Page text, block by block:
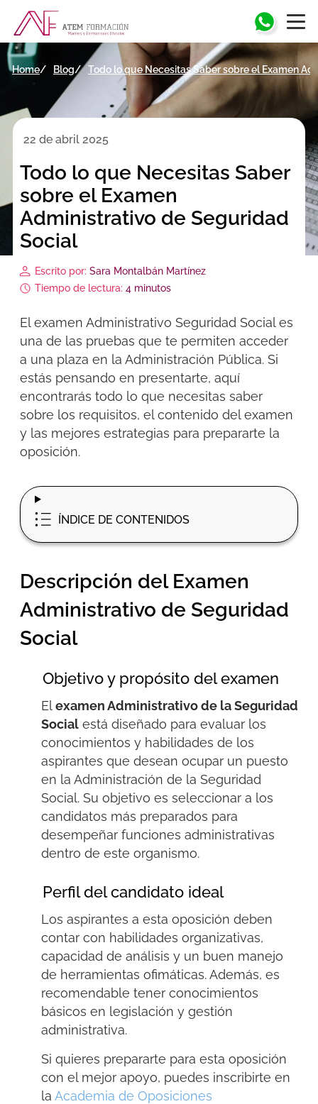
Home Blog Todo lo que Necesitas Saber sobre el Examen
22 de abril 2025
Todo lo que Necesitas Saber
sobre el Examen
Administrativo de Seguridad
Social
Escrito por: Sara Montalbán Martínez
Tiempo de lectura: 4 minutos
Elexamen Administrativo Seguridad Sociales
una de las pruebas que te permiten acceder
a una plaza en la Administración Pública. Si
estás pensando en presentarte, aquí
encontrarás todo lo que necesitas saber
sobre los requisitos, el contenido del examen
y las mejores estrategias para prepararte la
oposición.
ÍNDICE DE CONTENIDOS
Descripción del Examen
Administrativo de Seguridad
Social
Objetivo y propósito del examen
ElexamenAdministrativo de laSeguridad
Socialestá diseñado para evaluar los
conocimientos y habilidades de los
aspirantes que desean ocupar un puesto
en la Administración de la Seguridad
Social. Su objetivo es seleccionar a los
candidatos más preparados para
desempeñar funciones administrativas
dentro de este organismo.
Perfil del candidato ideal
Los aspirantes a esta oposición deben
contar con habilidades organizativas,
capacidad de análisis y un buen manejo
de herramientas ofimáticas. Además, es
recomendable tener conocimientos
básicos en legislación y gestión
administrativa.
Si quieres prepararte para esta oposición
con el mejor apoyo, puedes inscribirte en
la Academia de Oposiciones